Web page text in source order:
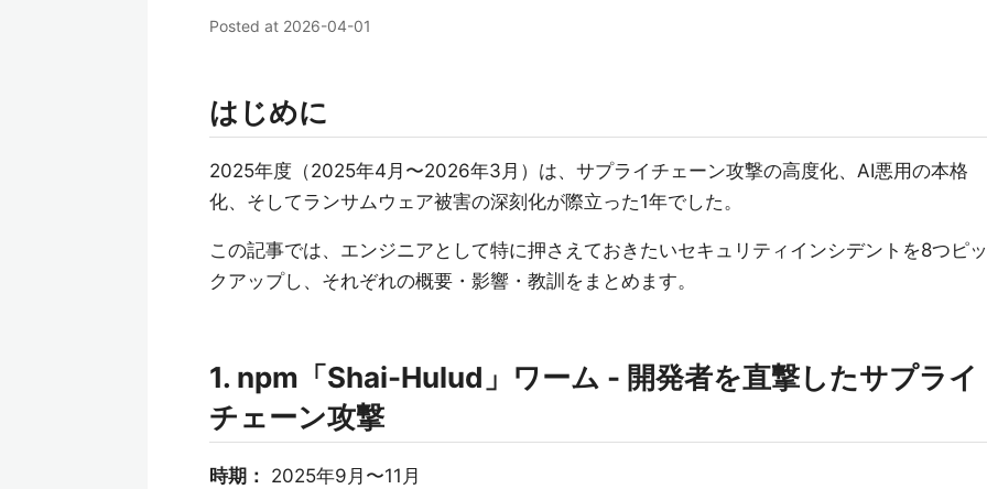
Posted at 2026-04-01
はじめに
2025年度（2025年4月〜2026年3月）は、サプライチェーン攻撃の高度化、AI悪用の本格
化、そしてランサムウェア被害の深刻化が際立った1年でした。
この記事では、エンジニアとして特に押さえておきたいセキュリティインシデントを8つピッ
クアップし、それぞれの概要・影響・教訓をまとめます。
1. npm「Shai-Hulud」ワーム - 開発者を直撃したサプライ
チェーン攻撃
時期： 2025年9月〜11月